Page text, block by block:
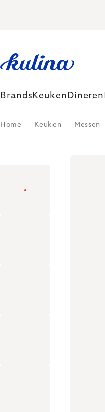
Brands Keuken Dineren
Home Keuken Messen